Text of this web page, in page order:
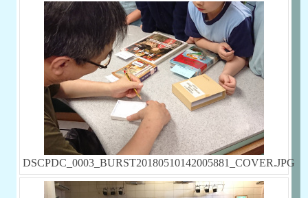
DSCPDC_0003_BURST20180510142005881_COVER.JPG